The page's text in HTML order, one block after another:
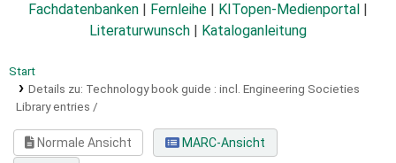
Fachdatenbanken
Fernleihe KITopen-Medienportal
Literaturwunsch
Kataloganleitung
Start
Details zu: Technology book guide : incl. Engineering Societies
Library entries /
Normale Ansicht
MARC-Ansicht